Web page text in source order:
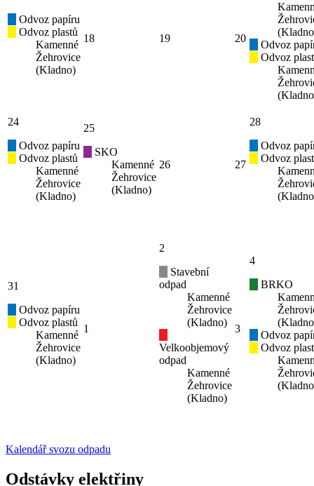
Odvoz papíru
Odvoz plastů
Kamenné
Žehrovice
(Kladno)
18 19 20
Odvoz
Odvoz
24
Odvoz papíru
Odvoz plastů
Kamenné
Žehrovice
(Kladno)
25
SKO
Kamenné
Žehrovice
(Kladno)
26 27
28
Odvoz
Odvoz
31
Odvoz papíru
Odvoz plastů
Kamenné
Žehrovice
(Kladno)
1
2
Stavební
odpad
Kamenné
Žehrovice
(Kladno)
Velkoobjemový
odpad
Kamenné
Žehrovice
(Kladno)
3
4
BRKO
Odvoz
Odvoz
Kalendář svozu odpadu
Odstávky elektřiny